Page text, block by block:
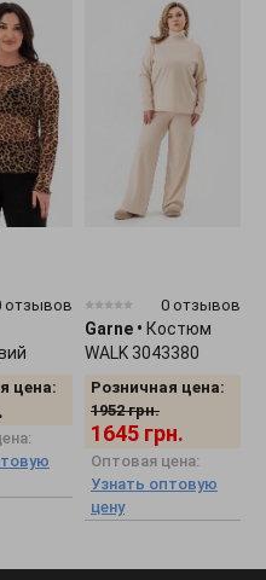
отзывов
цена:
0 отзывов
Garne • Костюм
WALK 3043380
Розничная цена:
1952 грн.
1645 грн.
Оптовая цена:
Узнать оптовую
цену